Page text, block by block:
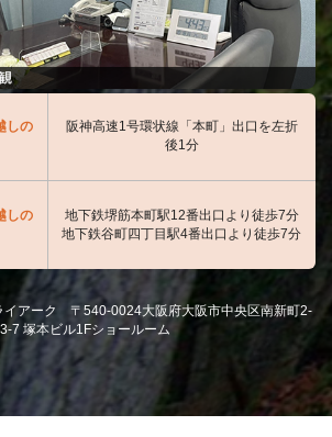
しの
阪神高速1号環状線「本町」出口を左折
後1分
しの
地下鉄堺筋本町駅12番出口より徒歩7分
地下鉄谷町四丁目駅4番出口より徒歩7分
イアーク 〒540-0024大阪府大阪市中央区南新町2-
3-7 塚本ビル1Fショールーム